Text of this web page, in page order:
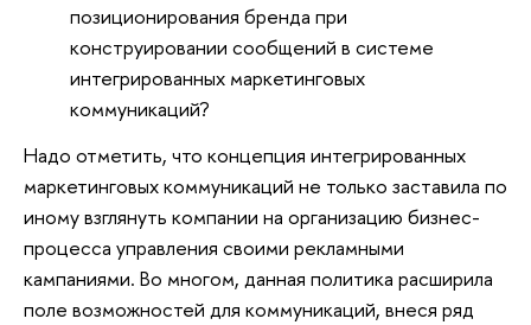
позиционирования бренда при
конструировании сообщений в системе
интегрированных маркетинговых
коммуникаций?
Надо отметить, что концепция интегрированных
маркетинговых коммуникаций не только заставила по
иному взглянуть компании на организацию бизнес-
процесса управления своими рекламными
кампаниями. Во многом, данная политика расширила
поле возможностей для коммуникаций, внеся ряд